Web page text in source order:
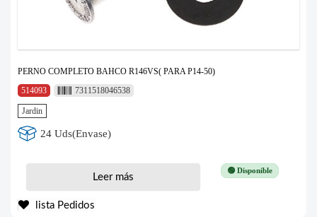
PERNO COMPLETO BAHCO R146VS( PARA P14-50)
514093
7311518046538
Jardin
24 Uds(Envase)
🟢 Disponible
Leer más
lista Pedidos